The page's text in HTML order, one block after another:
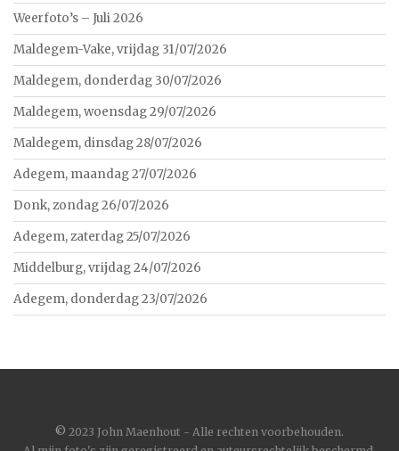
Weerfoto’s – Juli 2026
Maldegem-Vake, vrijdag 31/07/2026
Maldegem, donderdag 30/07/2026
Maldegem, woensdag 29/07/2026
Maldegem, dinsdag 28/07/2026
Adegem, maandag 27/07/2026
Donk, zondag 26/07/2026
Adegem, zaterdag 25/07/2026
Middelburg, vrijdag 24/07/2026
Adegem, donderdag 23/07/2026
© 2023 John Maenhout - Alle rechten voorbehouden.